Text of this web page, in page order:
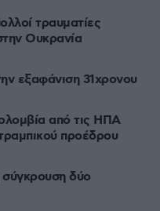
τραυματίες
Ουκρανία
εξαφάνιση 31χρονου
από τις ΗΠΑ
προέδρου
σύγκρουση δύο